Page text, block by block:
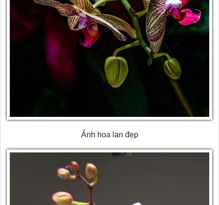
Ảnh hoa lan đẹp